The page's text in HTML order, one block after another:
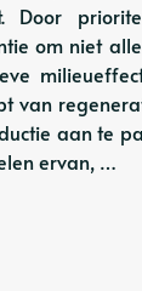
Door
om niet
van
aan te
ervan, …